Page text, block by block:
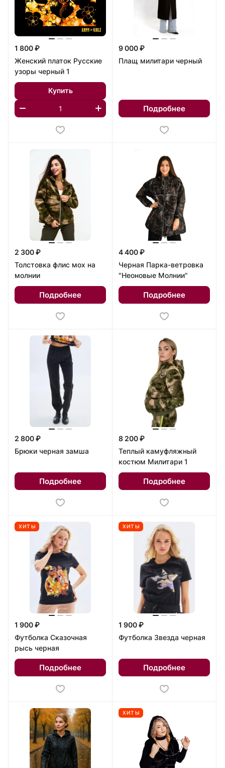
1 800 ₽
Женский платок Русские
узоры черный 1
Купить
9 000 ₽
Плащ милитари черный
Подробнее
2 300 ₽
Толстовка флис мох на
молнии
Подробнее
4 400 ₽
Черная Парка-ветровка
"Неоновые Молнии"
Подробнее
2 800 ₽
Брюки черная замша
Подробнее
8 200 ₽
Теплый камуфляжный
костюм Милитари 1
Подробнее
ХИТЫ
1 900 ₽
Футболка Сказочная
рысь черная
Подробнее
ХИТЫ
1 900 ₽
Футболка Звезда черная
Подробнее
ХИТЫ